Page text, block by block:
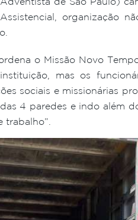
organização
o Missão Novo
mas os
sociais e missionárias
4 paredes e indo além